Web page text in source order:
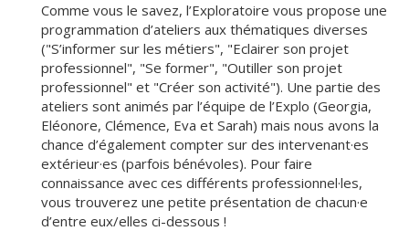
Comme vous le savez, l’Exploratoire vous propose une
programmation d’ateliers aux thématiques diverses
("S’informer sur les métiers", "Eclairer son projet
professionnel", "Se former", "Outiller son projet
professionnel" et "Créer son activité"). Une partie des
ateliers sont animés par l’équipe de l’Explo (Georgia,
Eléonore, Clémence, Eva et Sarah) mais nous avons la
chance d’également compter sur des intervenant·es
extérieur·es (parfois bénévoles). Pour faire
connaissance avec ces différents professionnel·les,
vous trouverez une petite présentation de chacun·e
d’entre eux/elles ci-dessous !